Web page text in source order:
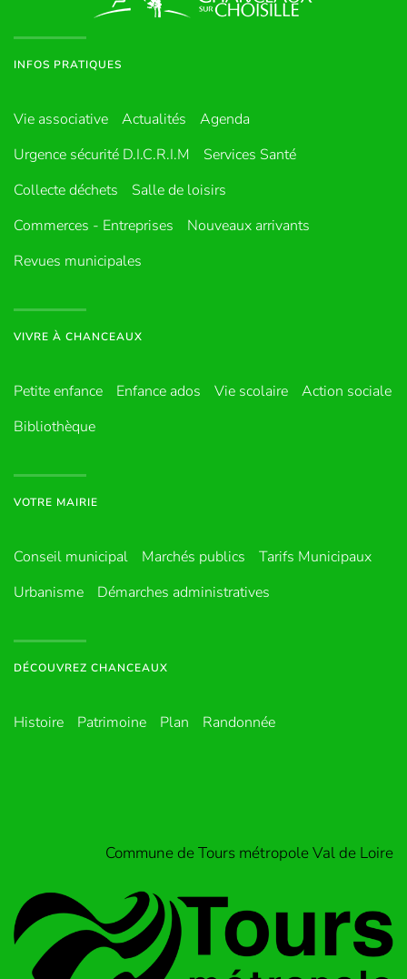
INFOS PRATIQUES
Vie associative Actualités
Agenda
Urgence sécurité D.I.C.R.I.M
Services Santé
Collecte déchets
Salle de loisirs
Commerces - Entreprises
Nouveaux arrivants
Revues municipales
VIVRE À CHANCEAUX
Petite enfance Enfance ados Vie scolaire
Action sociale
Bibliothèque
VOTRE MAIRIE
Conseil municipal Marchés publics
Tarifs Municipaux
Urbanisme
Démarches administratives
DÉCOUVREZ CHANCEAUX
Histoire Patrimoine Plan Randonnée
Commune de Tours métropole Val de Loire